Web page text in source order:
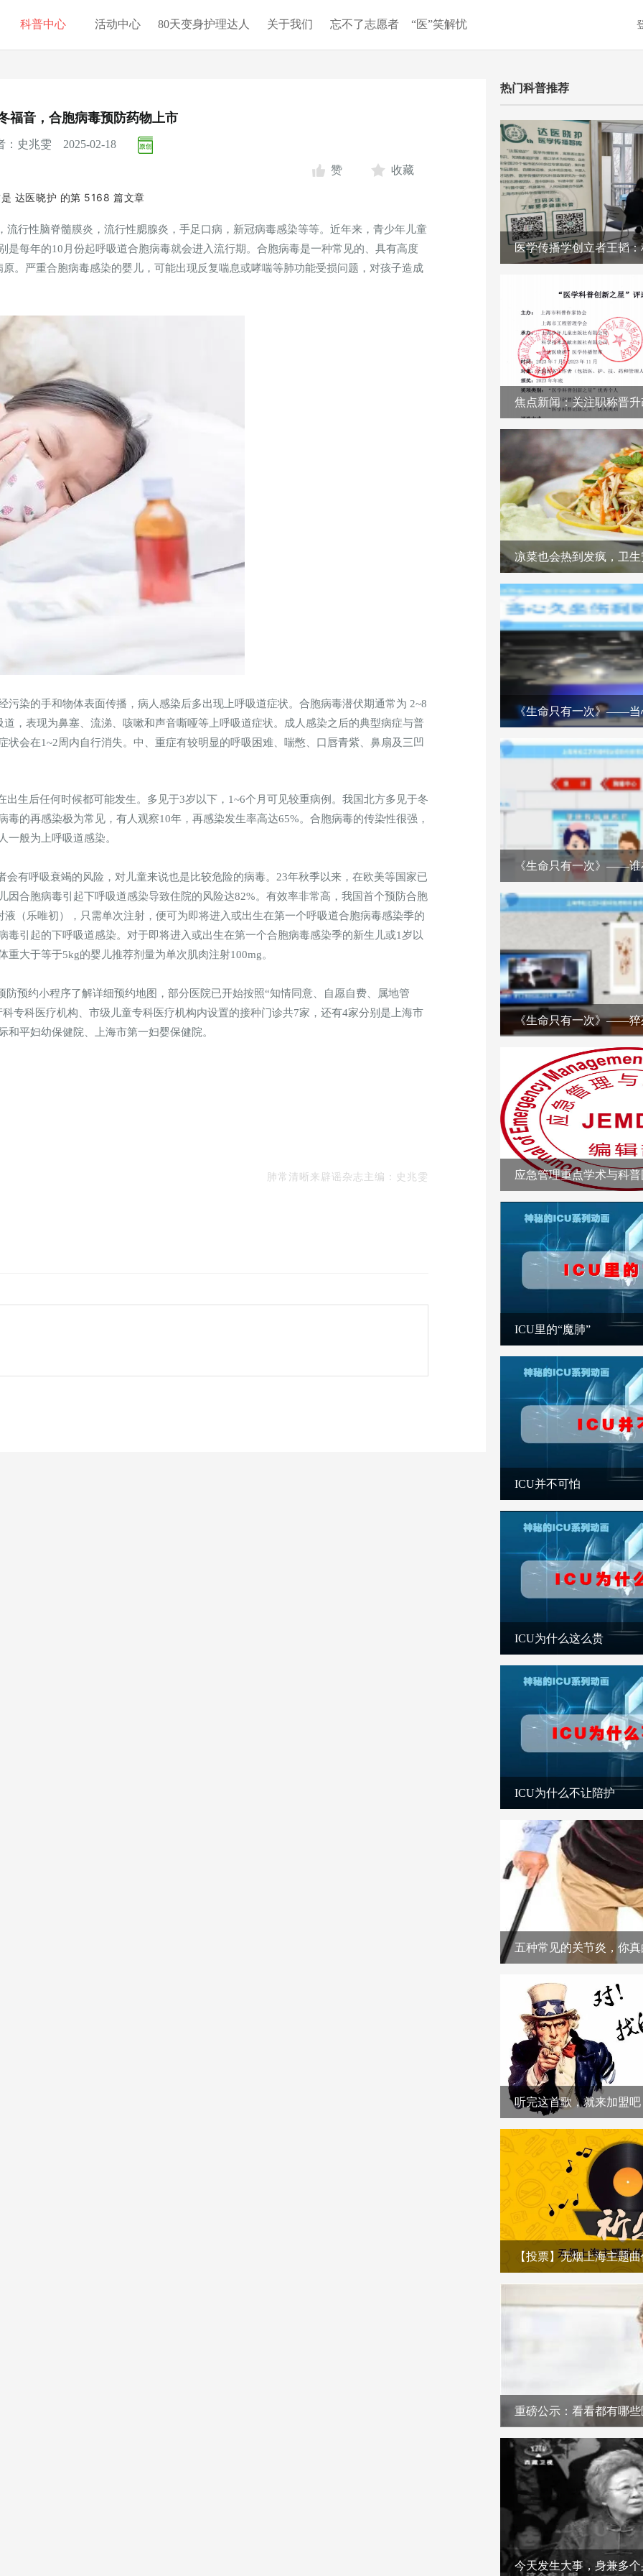
科普中心 活动中心 80天变身护理达人 关于我们 忘不了志愿者 “医”笑解忧
福音，合胞病毒预防药物上市
：史兆雯 2025-02-18
收藏
赞
达医晓护 的第 5168篇文章
行性脑脊髓膜炎，流行性腮腺炎，手足口病，新冠病毒感染等等。近年来，青少年儿童
每年的10月份起呼吸道合胞病毒就会进入流行期。合胞病毒是一种常见的、具有高度
。严重合胞病毒感染的婴儿，可能出现反复喘息或哮喘等肺功能受损问题，对孩子造成
染的手和物体表面传播，病人感染后多出现上呼吸道症状。合胞病毒潜伏期通常为 2~8
，表现为鼻塞、流涕、咳嗽和声音嘶哑等上呼吸道症状。成人感染之后的典型病症与普
会在1~2周内自行消失。中、重症有较明显的呼吸困难、喘憋、口唇青紫、鼻扇及三凹
生后任何时候都可能发生。多见于3岁以下，1~6个月可见较重病例。我国北方多见于冬
的再感染极为常见，有人观察10年，再感染发生率高达65%。合胞病毒的传染性很强，
一般为上呼吸道感染。
有呼吸衰竭的风险，对儿童来说也是比较危险的病毒。23年秋季以来，在欧美等国家已
合胞病毒引起下呼吸道感染导致住院的风险达82%。有效率非常高，我国首个预防合胞
（乐唯初），只需单次注射，便可为即将进入或出生在第一个呼吸道合胞病毒感染季的
引起的下呼吸道感染。对于即将进入或出生在第一个合胞病毒感染季的新生儿或1岁以
大于等于5kg的婴儿推荐剂量为单次肌肉注射100mg。
预约小程序了解详细预约地图，部分医院已开始按照“知情同意、自愿自费、属地管
专科医疗机构、市级儿童专科医疗机构内设置的接种门诊共7家，还有4家分别是上海市
平妇幼保健院、上海市第一妇婴保健院。
肺常清晰来辟谣 杂志 主编： 史兆雯
热门科普推荐
医学传播学创立者王韬
凉菜也会热到发疯，卫
《生命只有一次》——当
《生命只有一次》——谁
《生命只有一次》——猝
应急管理重点学术与科
ICU里的“魔肺”
ICU并不可怕
ICU为什么这么贵
ICU为什么不让陪护
五种常见的关节炎，你
听完这首歌，就来加盟吧
重磅公示：看看都有哪